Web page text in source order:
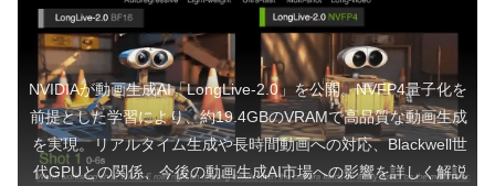
NVIDIAが動画生成AI「LongLive-2.0」を公開。NVFP4量子化を
前提とした学習により、約19.4GBのVRAMで高品質な動画生成
を実現。リアルタイム生成や長時間動画への対応、Blackwell世
代GPUとの関係、今後の動画生成AI市場への影響を詳しく解説